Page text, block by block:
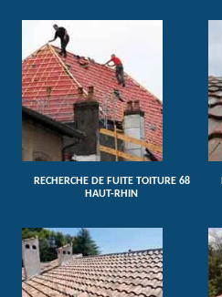
RECHERCHE DE FUITE TOITURE 68
HAUT-RHIN